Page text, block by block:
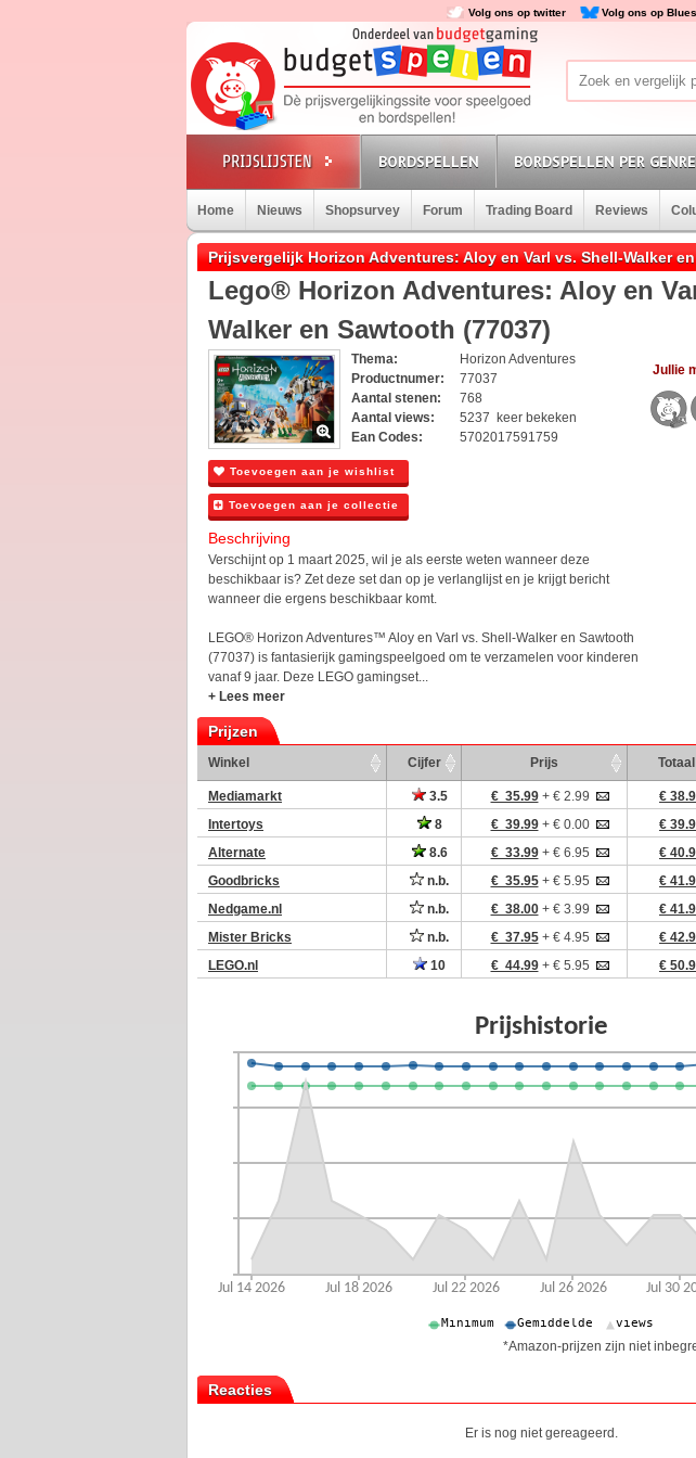
Volg ons op twitter Volg ons op
BORDSPELLEN BORDSPELLEN PER GENRE
Home Nieuws Shopsurvey Forum Trading Board Reviews
Prijsvergelijk Horizon Adventures: Aloy en Varl vs. Shell-Walker
Lego® Horizon Adventures: Aloy en
Walker en Sawtooth (77037)
Thema:
Horizon Adventures
Productnumer:
77037
Aantal stenen:
768
Aantal views:
5237 keer bekeken
Ean Codes:
5702017591759
Toevoegen aan je wishlist
Toevoegen aan je collectie
Beschrijving
Verschijnt op 1 maart 2025, wil je als eerste weten wanneer deze
beschikbaar is? Zet deze set dan op je verlanglijst en je krijgt bericht
wanneer die ergens beschikbaar komt.
LEGO® Horizon Adventures™ Aloy en Varl vs. Shell-Walker en Sawtooth
(77037) is fantasierijk gamingspeelgoed om te verzamelen voor kinderen
vanaf 9 jaar. Deze LEGO gamingset...
+ Lees meer
Jullie
Prijzen
Winkel Cijfer Prijs Totaal
Mediamarkt 3.5 € 35.99+ € 2.99 €
Intertoys
8 € 39.99+ € 0.00 €
Alternate
8.6 € 33.99+ € 6.95 €
Goodbricks
n.b. € 35.95+ € 5.95 €
Nedgame.nl
n.b. € 38.00+ € 3.99 €
Mister Bricks
n.b. € 37.95+ € 4.95 €
LEGO.nl
10 € 44.99+ € 5.95 €
*Amazon-prijzen zijn niet
Reacties
Er is nog niet gereageerd.